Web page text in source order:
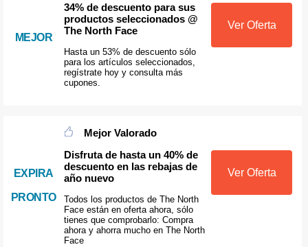
MEJOR
34% de descuento para sus
productos seleccionados @
The North Face
Hasta un 53% de descuento sólo
para los artículos seleccionados,
regístrate hoy y consulta más
cupones.
Ver Oferta
EXPIRA
PRONTO
Mejor Valorado
Disfruta de hasta un 40% de
descuento en las rebajas de
año nuevo
Todos los productos de The North
Face están en oferta ahora, sólo
tienes que comprobarlo: Compra
ahora y ahorra mucho en The North
Face
Ver Oferta